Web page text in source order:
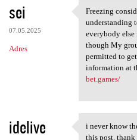
sei
07.05.2025
Adres
Freezing
Freezing
understanding
everybody else
though My
permitted to
information at
bet.games/
idelive i never
i never know
this post.